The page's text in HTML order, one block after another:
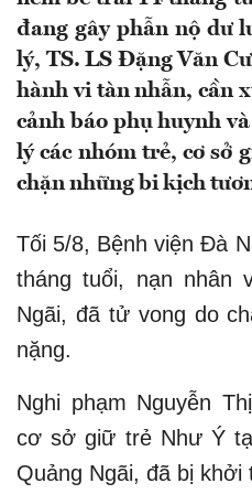
đang gây phẫn nộ dư
lý, TS. LS Đặng Văn
hành vi tàn nhẫn, cần
cảnh báo phụ huynh
lý các nhóm trẻ, cơ sở
chặn những bi kịch
Tối 5/8, Bệnh viện Đà
tháng tuổi, nạn nhân
Ngãi, đã tử vong do
nặng.
Nghi phạm Nguyễn
cơ sở giữ trẻ Như Ý
Quảng Ngãi, đã bị